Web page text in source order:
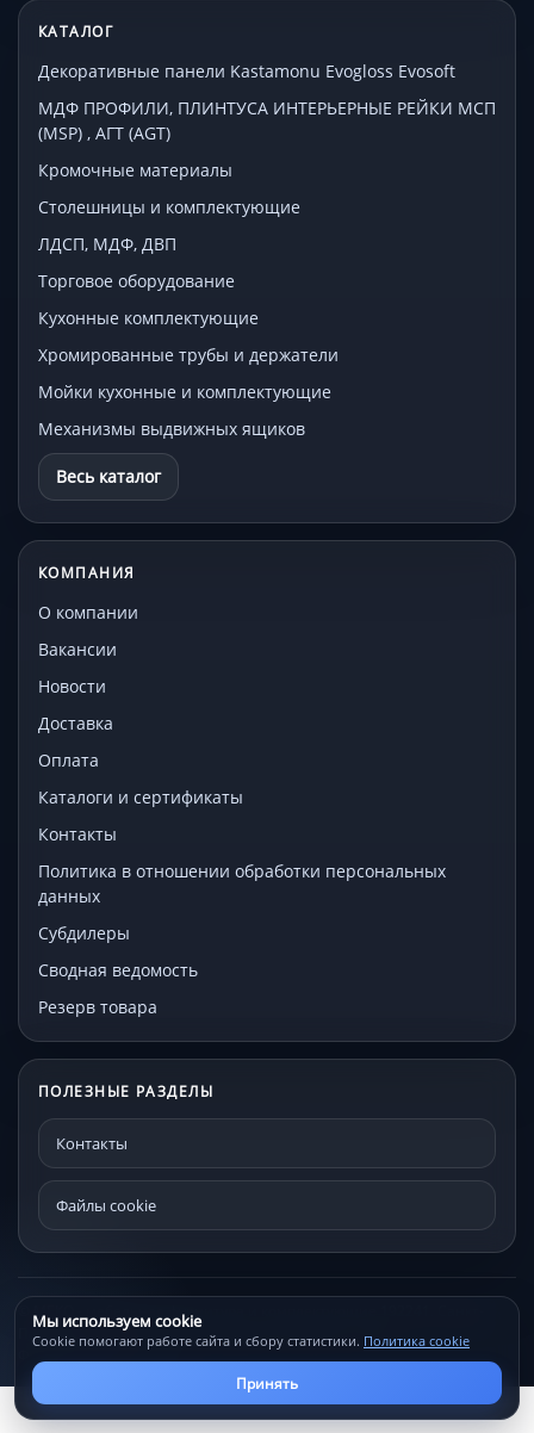
Мы используем cookie
Cookie помогают работе сайта и сбору статистики. Политика cookie
Принять
КАТАЛОГ
Декоративные панели Kastamonu Evogloss Evosoft
МДФ ПРОФИЛИ, ПЛИНТУСА ИНТЕРЬЕРНЫЕ РЕЙКИ МСП
(MSP) , АГТ (AGT)
Кромочные материалы
Столешницы и комплектующие
ЛДСП, МДФ, ДВП
Торговое оборудование
Кухонные комплектующие
Хромированные трубы и держатели
Мойки кухонные и комплектующие
Механизмы выдвижных ящиков
Весь каталог
КОМПАНИЯ
О компании
Вакансии
Новости
Доставка
Оплата
Каталоги и сертификаты
Контакты
Политика в отношении обработки персональных
данных
Субдилеры
Сводная ведомость
Резерв товара
ПОЛЕЗНЫЕ РАЗДЕЛЫ
Контакты
Файлы cookie
© МЕКО - мебельная фурнитура и комплектующие 192241, Санкт-
Петербург, Проспект Александровской фермы, д. 29С
Контакты